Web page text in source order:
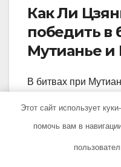
Как Ли
победить в
Мутианье
В битвах при
тактике и
местность и
войск, чтобы
мобилизовать
Этот сайт использует
помочь вам в